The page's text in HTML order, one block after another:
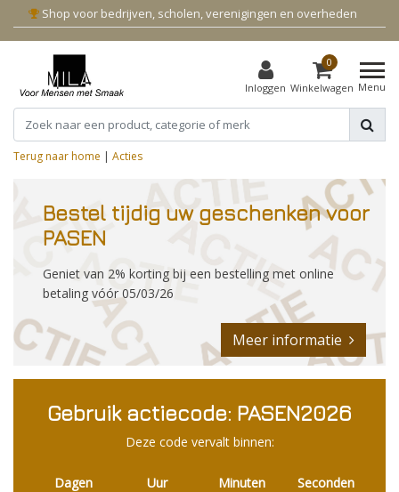
Shop voor bedrijven, scholen, verenigingen en overheden
Inloggen
0
Winkelwagen Menu
Terug naar home | Acties
Bestel tijdig uw geschenken voor
PASEN
Geniet van 2% korting bij een bestelling met online
betaling vóór 05/03/26
Meer informatie
Gebruik actiecode: PASEN2026
Deze code vervalt binnen:
Dagen Uur Minuten Seconden